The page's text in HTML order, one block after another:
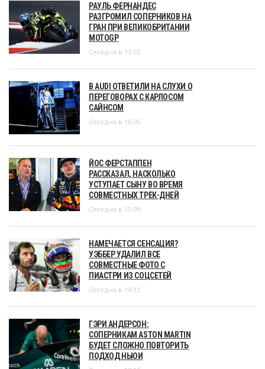
РАУЛЬ ФЕРНАНДЕС
РАЗГРОМИЛ СОПЕРНИКОВ НА
ГРАН ПРИ ВЕЛИКОБРИТАНИИ
MOTOGP
Сегодня в 17:02
В AUDI ОТВЕТИЛИ НА СЛУХИ О
ПЕРЕГОВОРАХ С КАРЛОСОМ
САЙНСОМ
Сегодня в 16:05
ЙОС ФЕРСТАППЕН
РАССКАЗАЛ, НАСКОЛЬКО
УСТУПАЕТ СЫНУ ВО ВРЕМЯ
СОВМЕСТНЫХ ТРЕК-ДНЕЙ
Сегодня в 15:09
НАМЕЧАЕТСЯ СЕНСАЦИЯ?
УЭББЕР УДАЛИЛ ВСЕ
СОВМЕСТНЫЕ ФОТО С
ПИАСТРИ ИЗ СОЦСЕТЕЙ
Сегодня в 14:12
ГЭРИ АНДЕРСОН:
СОПЕРНИКАМ ASTON MARTIN
БУДЕТ СЛОЖНО ПОВТОРИТЬ
ПОДХОД НЬЮИ